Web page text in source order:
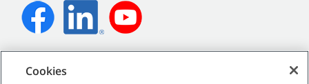
Cookies